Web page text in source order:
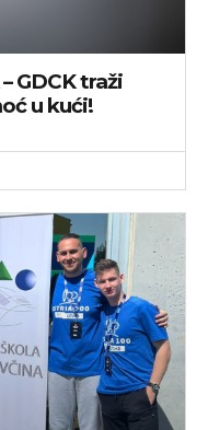
GDCK traži
u kući!